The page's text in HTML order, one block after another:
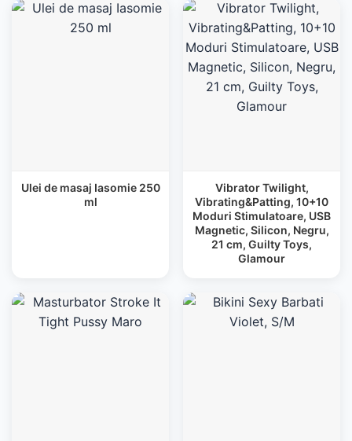
Ulei de masaj Iasomie 250
ml
Vibrator Twilight,
Vibrating&Patting, 10+10
Moduri Stimulatoare, USB
Magnetic, Silicon, Negru,
21 cm, Guilty Toys,
Glamour